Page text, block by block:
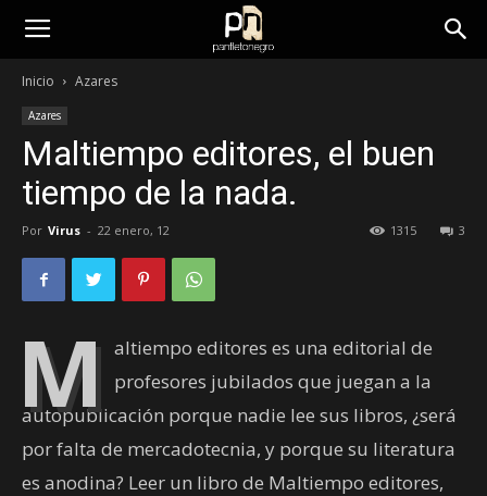
panfletonegro
Inicio Azares
Azares
Maltiempo editores, el buen
tiempo de la nada.
Por Virus - 22 enero, 12 3
1315
M altiempo editores es una editorial de
profesores jubilados que juegan a la
autopublicación porque nadie lee sus libros, ¿será
por falta de mercadotecnia, y porque su literatura
es anodina? Leer un libro de Maltiempo editores,